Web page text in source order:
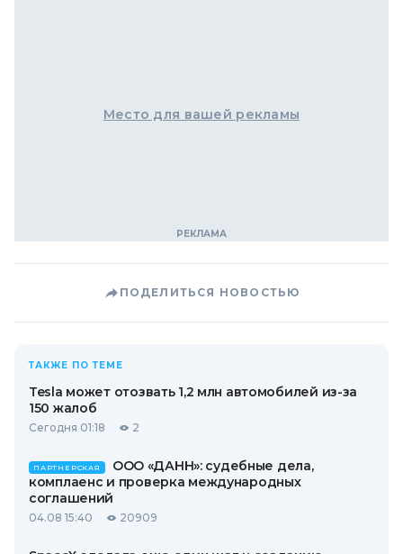
Место для вашей рекламы
ПОДЕЛИТЬСЯ НОВОСТЬЮ
ТАКЖЕ ПО ТЕМЕ
Tesla может отозвать 1,2 млн автомобилей из-за
150 жалоб
Сегодня 01:18 2
ПАРТНЕРСКАЯ
ООО «ДАНН»: судебные дела,
комплаенс и проверка международных
соглашений
04.08 15:40 20909